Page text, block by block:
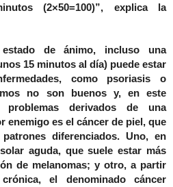
(2×50=100)”, explica la
de ánimo, incluso una
15 minutos al día) puede estar
como psoriasis o
no son buenos y, en este
problemas derivados de una
enemigo es el cáncer de piel, que
diferenciados. Uno, en
aguda, que suele estar más
de melanomas; y otro, a partir
el denominado cáncer